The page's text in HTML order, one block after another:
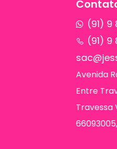
(91) 9
(91) 9
Avenida
Entre
Travessa